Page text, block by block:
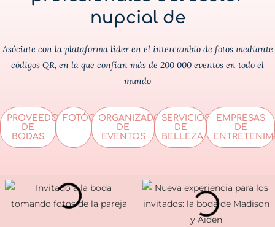
nupcial de
Asóciate con la plataforma líder en el intercambio de fotos mediante
códigos QR, en la que confían más de 200 000 eventos en todo el
mundo
PROVEEDORES
DE
BODAS
FOTÓGRAFOSORGANIZADORES
DE
EVENTOS
SERVICIOS
DE
BELLEZA
EMPRESAS
DE